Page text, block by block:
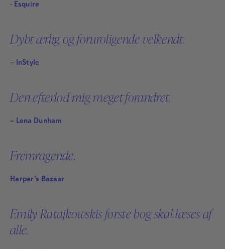
- Esquire
Dybt ærlig og foruroligende velkendt.
– InStyle
Den efterlod mig meget forandret.
– Lena Dunham
Fremragende.
Harper’s Bazaar
Emily Ratajkowskis første bog skal læses af
alle.